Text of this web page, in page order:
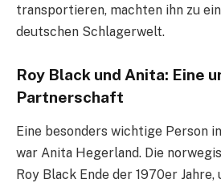
transportieren, machten ihn zu
deutschen Schlagerwelt.
Roy Black und Anita: Eine
Partnerschaft
Eine besonders wichtige Person
war Anita Hegerland. Die
Roy Black Ende der 1970er Jahre,